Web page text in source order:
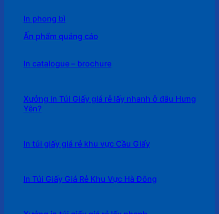
In phong bì
Ấn phẩm quảng cáo
In catalogue – brochure
Xưởng in Túi Giấy giá rẻ lấy nhanh ở đâu Hưng
Yên?
In túi giấy giá rẻ khu vực Cầu Giấy
In Túi Giấy Giá Rẻ Khu Vực Hà Đông